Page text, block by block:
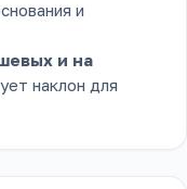
и
и на
наклон для